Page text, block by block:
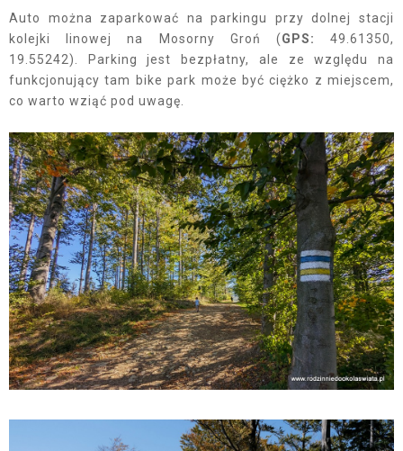
Auto można zaparkować na parkingu przy dolnej stacji
kolejki linowej na Mosorny Groń (GPS:
49.61350,
19.55242). Parking jest bezpłatny, ale ze względu na
funkcjonujący tam bike park może być ciężko z miejscem,
co warto wziąć pod uwagę.